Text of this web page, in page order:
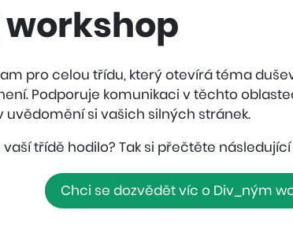
pro celou třídu, který otevírá téma
Podporuje komunikaci v těchto
si vašich silných stránek.
vaší třídě hodilo? Tak si přečtěte
Chci se dozvědět víc o Div_ným